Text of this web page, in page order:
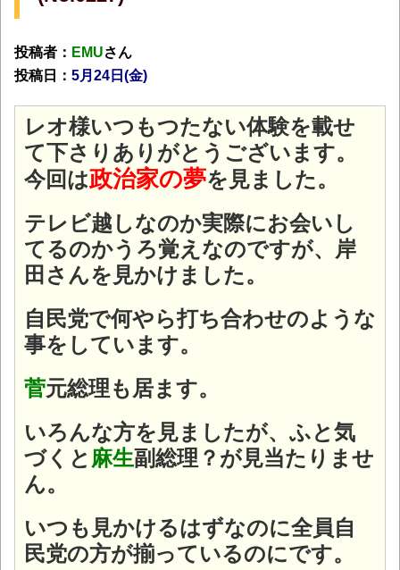
投稿者： EMUさん
投稿日： 5月24 日(金)
レオ様いつもつたない体験を載せ
て下さりありがとうございます。
今回は政治家の夢を見ました。
テレビ越しなのか実際にお会いし
てるのかうろ覚えなのですが、岸
田さんを見かけました。
自民党で何やら打ち合わせのような
事をしています。
菅元総理も居ます。
いろんな方を見ましたが、ふと気
づくと 麻生副総理？が見当たりませ
ん。
いつも見かけるはずなのに全員自
民党の方が揃っているのにです。